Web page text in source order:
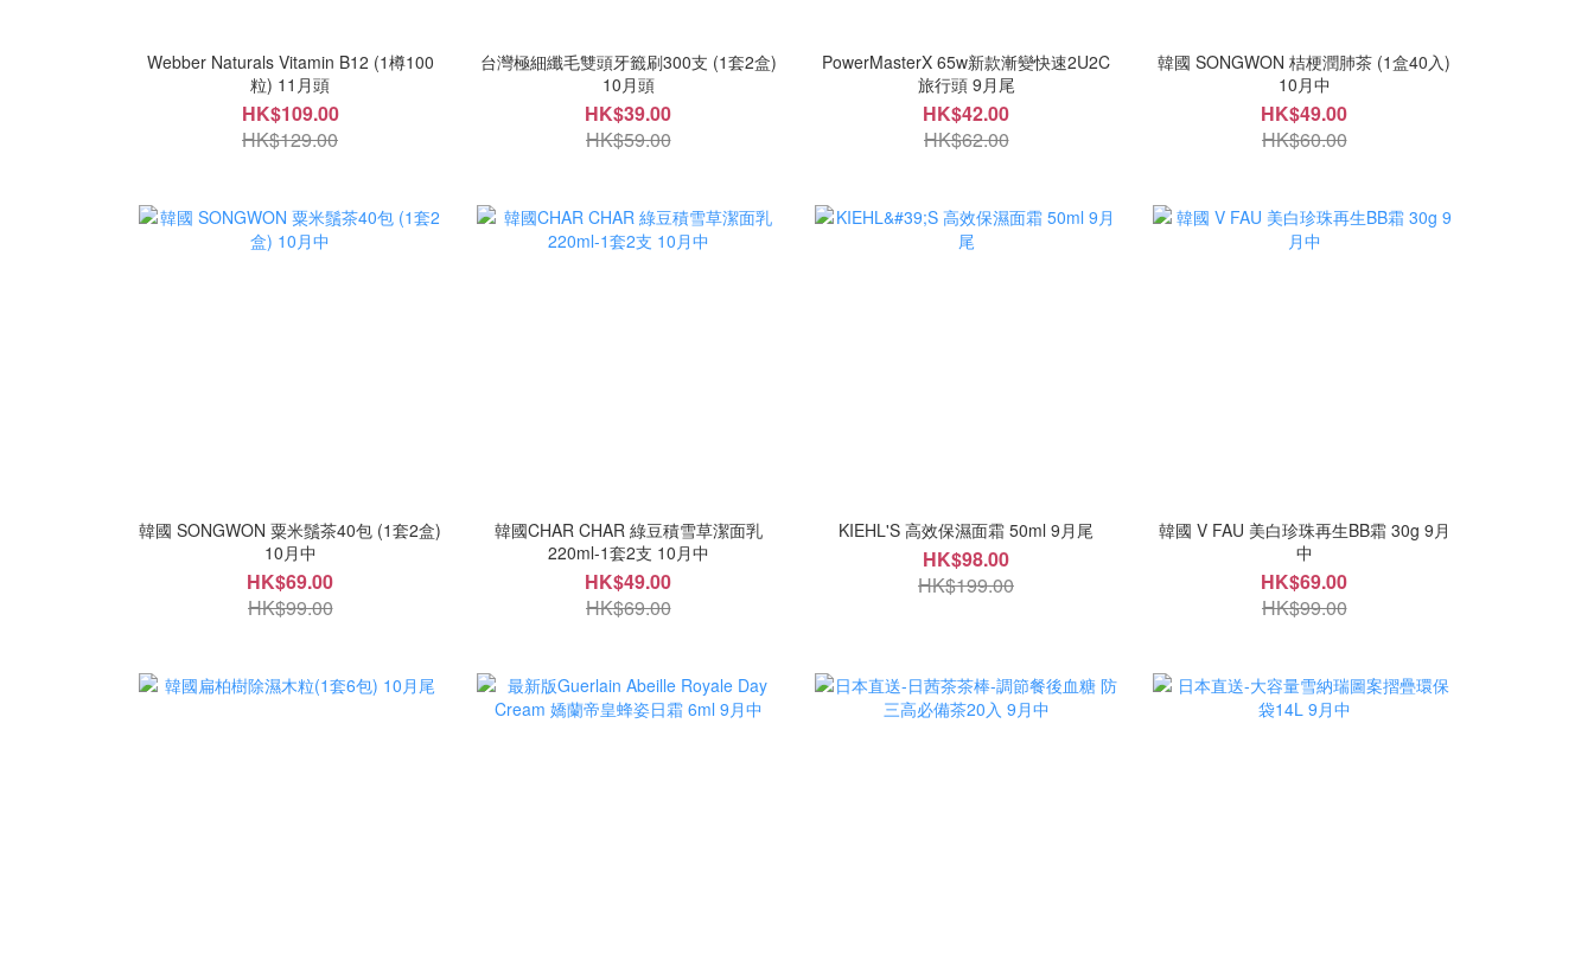
Webber Naturals Vitamin B12 (1樽100
粒) 11月頭
HK$109.00
HK$129.00
台灣極細纖毛雙頭牙籤刷300支 (1套2盒)
10月頭
HK$39.00
HK$59.00
PowerMasterX 65w新款漸變快速2U2C
旅行頭 9月尾
HK$42.00
HK$62.00
韓國 SONGWON 桔梗潤肺茶 (1盒40入)
10月中
HK$49.00
HK$60.00
韓國 SONGWON 粟米鬚茶40包 (1套2盒)
10月中
HK$69.00
HK$99.00
韓國CHAR CHAR 綠豆積雪草潔面乳
220ml-1套2支 10月中
HK$49.00
HK$69.00
KIEHL'S 高效保濕面霜 50ml 9月尾
HK$98.00
HK$199.00
韓國 V FAU 美白珍珠再生BB霜 30g 9月
中
HK$69.00
HK$99.00